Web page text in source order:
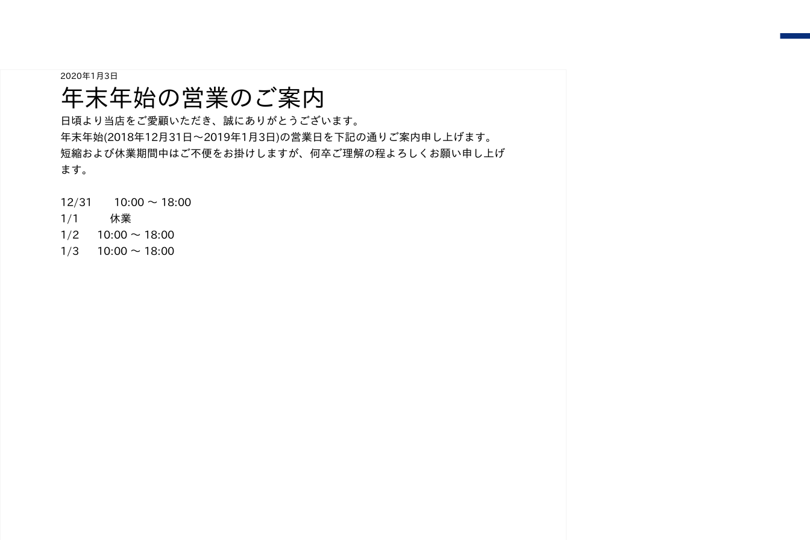
年末年始の営業のご案内
2020年1月3日
日頃より当店をご愛顧いただき、誠にありがとうございます。
年末年始(2018年12月31日～2019年1月3日)の営業日を下記の通りご案内申し上げます。
短縮および休業期間中はご不便をお掛けしますが、何卒ご理解の程よろしくお願い申し上げ
ます。
12/31　　10:00 ～ 18:00
1/1 　　  休業
1/2      10:00 ～ 18:00
1/3      10:00 ～ 18:00